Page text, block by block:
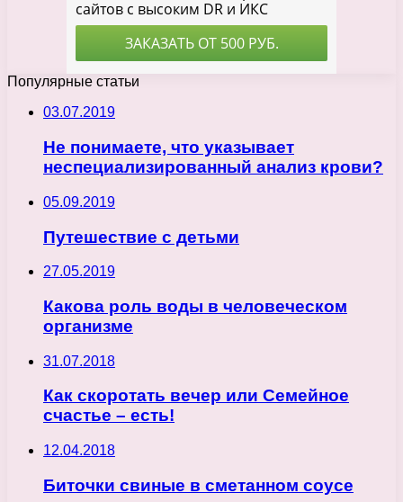
Популярные статьи
03.07.2019
Не понимаете, что указывает
неспециализированный анализ крови?
05.09.2019
Путешествие с детьми
27.05.2019
Какова роль воды в человеческом
организме
31.07.2018
Как скоротать вечер или Семейное
счастье – есть!
12.04.2018
Биточки свиные в сметанном соусе